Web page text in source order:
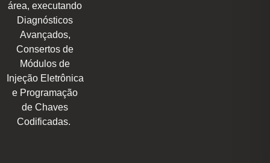
área, executando
Diagnósticos
Avançados,
Consertos de
Módulos de
Injeção Eletrônica
e Programação
de Chaves
Codificadas.